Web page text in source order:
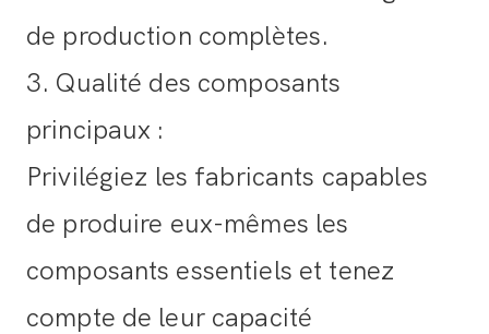
de production complètes.
3. Qualité des composants
principaux :
Privilégiez les fabricants capables
de produire eux-mêmes les
composants essentiels et tenez
compte de leur capacité